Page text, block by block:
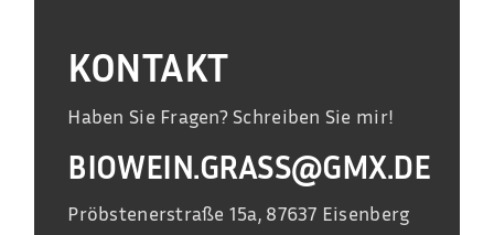
KONTAKT
Haben Sie Fragen? Schreiben Sie mir!
BIOWEIN.GRASS@GMX.DE
Pröbstenerstraße 15a, 87637 Eisenberg